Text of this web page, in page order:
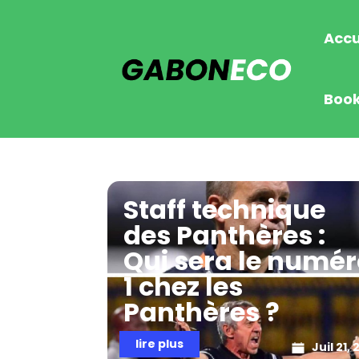
Staff technique
des Panthères :
Qui sera le
1 chez les
Panthères ?
Juil 21,
lire plus